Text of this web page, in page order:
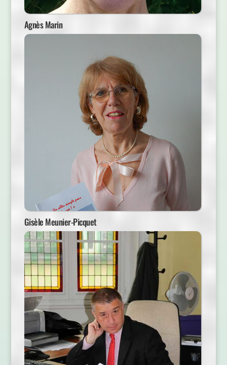
Agnès Marin
Gisèle Meunier-Picquet